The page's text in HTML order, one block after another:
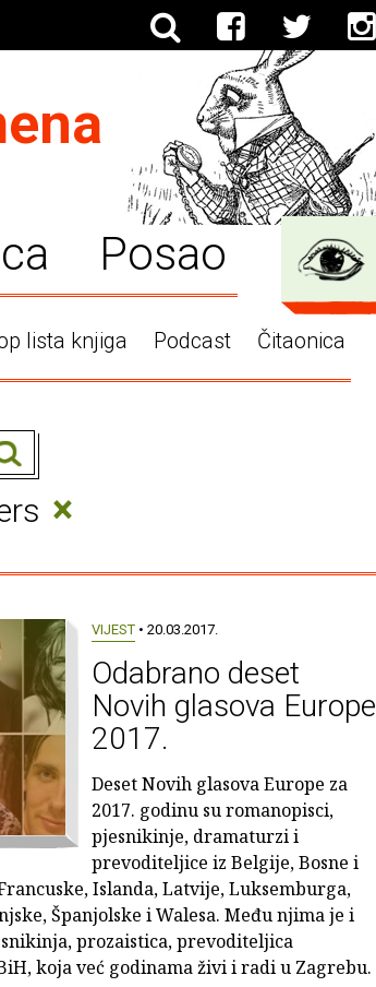
Posao
lista knjiga Podcast Čitaonica
×
VIJEST • 20.03.2017.
Odabrano deset
Novih glasova Europe
2017.
Deset Novih glasova Europe za
2017. godinu su romanopisci,
pjesnikinje, dramaturzi i
prevoditeljice iz Belgije, Bosne i
Islanda, Latvije, Luksemburga,
Španjolske i Walesa. Među njima je i
prozaistica, prevoditeljica
koja već godinama živi i radi u Zagrebu.